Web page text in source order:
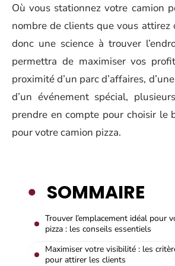
Où vous stationnez votre camion
nombre de clients que vous attirez
donc une science à trouver
permettra de maximiser vos
proximité d’un parc d’affaires,
d’un événement spécial,
prendre en compte pour choisir le
pour votre camion pizza.
SOMMAIRE
Trouver l’emplacement idéal pour
pizza : les conseils essentiels
Maximiser votre visibilité : les
pour attirer les clients